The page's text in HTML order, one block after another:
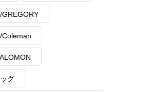
GREGORY
Coleman
グ